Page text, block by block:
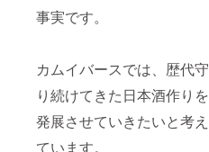
事実です。
カムイバースでは、歴代守
り続けてきた日本酒作りを
発展させていきたいと考え
ています。